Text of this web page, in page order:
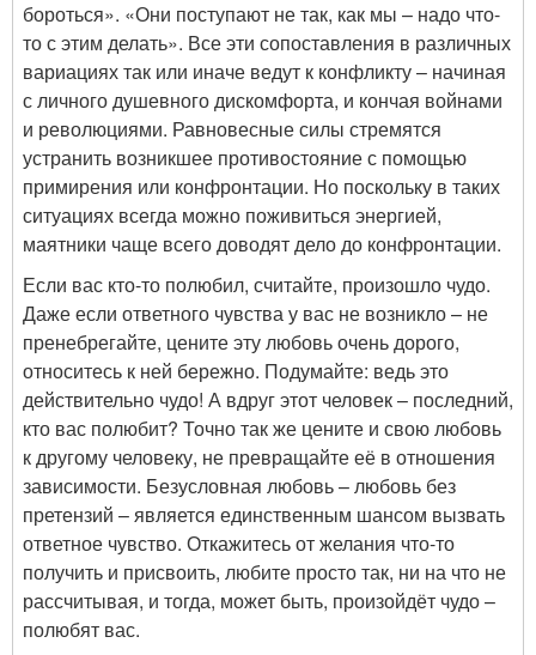
бороться». «Они поступают не так, как мы – надо что-
то с этим делать». Все эти сопоставления в различных
вариациях так или иначе ведут к конфликту – начиная
с личного душевного дискомфорта, и кончая войнами
и революциями. Равновесные силы стремятся
устранить возникшее противостояние с помощью
примирения или конфронтации. Но поскольку в таких
ситуациях всегда можно поживиться энергией,
маятники чаще всего доводят дело до конфронтации.
Если вас кто-то полюбил, считайте, произошло чудо.
Даже если ответного чувства у вас не возникло – не
пренебрегайте, цените эту любовь очень дорого,
относитесь к ней бережно. Подумайте: ведь это
действительно чудо! А вдруг этот человек – последний,
кто вас полюбит? Точно так же цените и свою любовь
к другому человеку, не превращайте её в отношения
зависимости. Безусловная любовь – любовь без
претензий – является единственным шансом вызвать
ответное чувство. Откажитесь от желания что-то
получить и присвоить, любите просто так, ни на что не
рассчитывая, и тогда, может быть, произойдёт чудо –
полюбят вас.